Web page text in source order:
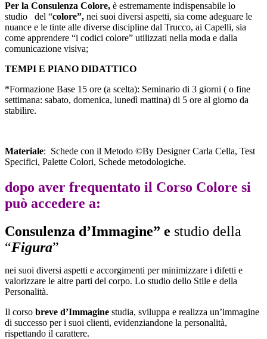
Per la Consulenza Colore, è estremamente indispensabile lo
studio del “colore”, nei suoi diversi aspetti, sia come adeguare le
nuance e le tinte alle diverse discipline dal Trucco, ai Capelli, sia
come apprendere “i codici colore” utilizzati nella moda e dalla
comunicazione visiva;
TEMPI E PIANO DIDATTICO
*Formazione Base 15 ore (a scelta): Seminario di 3 giorni ( o fine
settimana: sabato, domenica, lunedì mattina) di 5 ore al giorno da
stabilire.
Materiale: Schede con il Metodo ©By Designer Carla Cella, Test
Specifici, Palette Colori, Schede metodologiche.
dopo aver frequentato il Corso Colore si
può accedere a:
Consulenza d’Immagine” e studio della
“Figura”
nei suoi diversi aspetti e accorgimenti per minimizzare i difetti e
valorizzare le altre parti del corpo. Lo studio dello Stile e della
Personalità.
Il corso breve d’Immagine studia, sviluppa e realizza un’immagine
di successo per i suoi clienti, evidenziandone la personalità,
rispettando il carattere.